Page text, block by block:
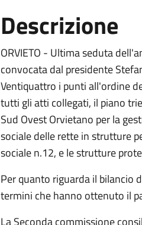
Descrizione
ORVIETO - Ultima seduta
convocata dal presidente
Ventiquattro i punti all'ordine
tutti gli atti collegati, il piano
Sud Ovest Orvietano per la
sociale delle rette in strutture
sociale n.12, e le strutture
Per quanto riguarda il bilancio
termini che hanno ottenuto il
La Seconda commissione